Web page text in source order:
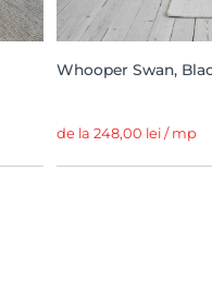
Whooper Swan,
de la 248,00 lei / mp